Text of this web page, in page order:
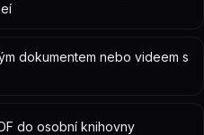
dokumentem nebo videem s
do osobní knihovny